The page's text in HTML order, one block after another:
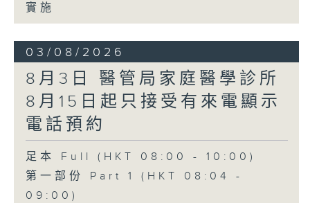
實施
03/08/2026
8月3日 醫管局家庭醫學診所
8月15日起只接受有來電顯示
電話預約
足本 Full (HKT 08:00 - 10:00)
第一部份 Part 1 (HKT 08:04 -
09:00)